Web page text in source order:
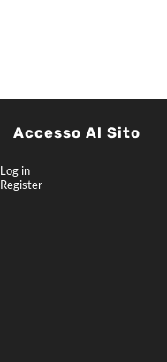
Accesso Al Sito
Log in
Register